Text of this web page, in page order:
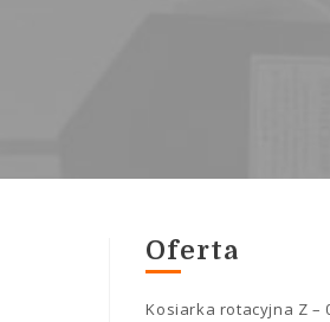
Oferta
Kosiarka rotacyjna Z –